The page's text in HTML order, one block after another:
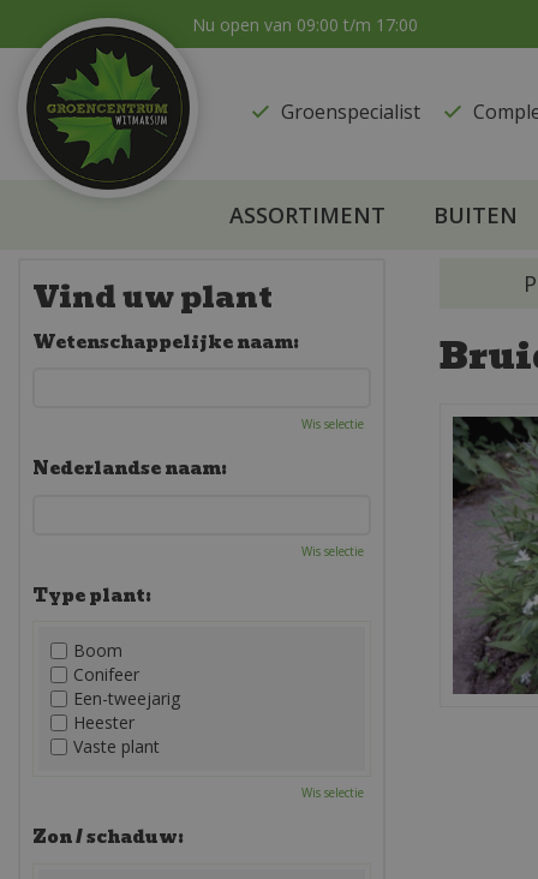
naar
content
Nu open van 09:00 t/m 17:00
Groenspecialist
ASSORTIMENT BUITEN
Vind uw plant
Wetenschappelijke naam:
Wis selectie
Nederlandse naam:
Wis selectie
Type plant:
Boom
Conifeer
Een-tweejarig
Heester
Vaste plant
Wis selectie
Zon / schaduw: